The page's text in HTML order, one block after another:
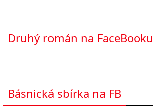
Druhý román na FaceBooku
Básnická sbírka na FB